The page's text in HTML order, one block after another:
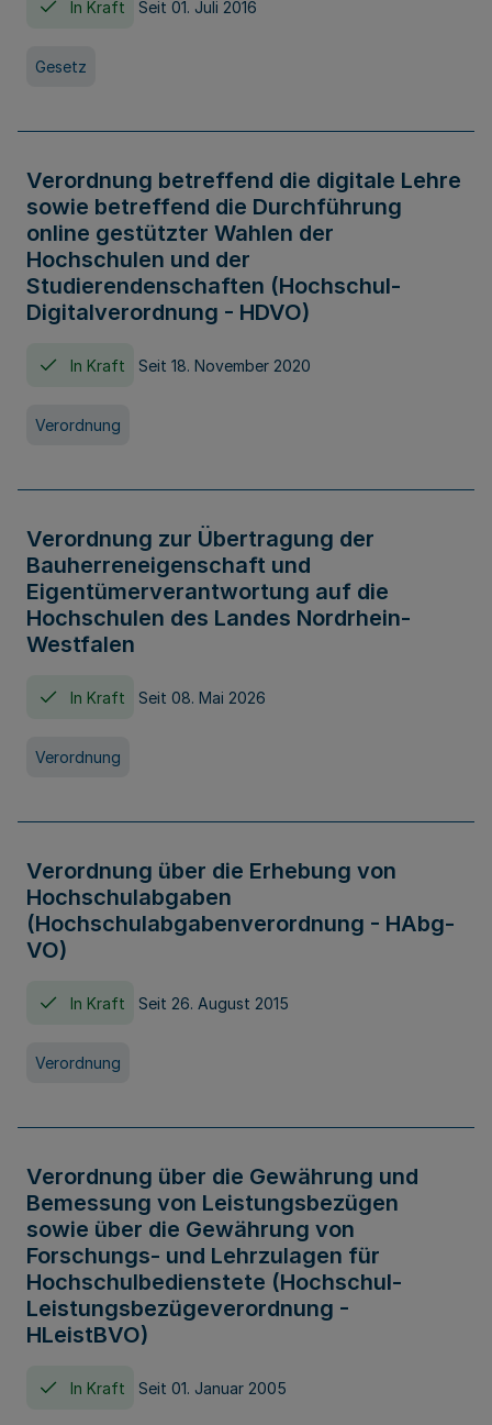
In Kraft Seit 01. Juli 2016
Gesetz
Verordnung betreffend die digitale Lehre
sowie betreffend die Durchführung
online gestützter Wahlen der
Hochschulen und der
Studierendenschaften (Hochschul-
Digitalverordnung - HDVO)
In Kraft Seit 18. November 2020
Verordnung
Verordnung zur Übertragung der
Bauherreneigenschaft und
Eigentümerverantwortung auf die
Hochschulen des Landes Nordrhein-
Westfalen
In Kraft Seit 08. Mai 2026
Verordnung
Verordnung über die Erhebung von
Hochschulabgaben
(Hochschulabgabenverordnung - HAbg-
VO)
In Kraft Seit 26. August 2015
Verordnung
Verordnung über die Gewährung und
Bemessung von Leistungsbezügen
sowie über die Gewährung von
Forschungs- und Lehrzulagen für
Hochschulbedienstete (Hochschul-
Leistungsbezügeverordnung -
HLeistBVO)
In Kraft Seit 01. Januar 2005